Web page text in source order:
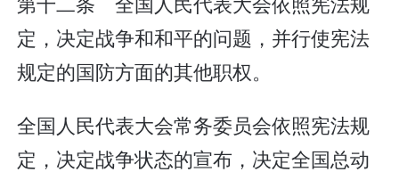
定，决定战争和和平的问题，并行使宪法
规定的国防方面的其他职权。
全国人民代表大会常务委员会依照宪法规
定，决定战争状态的宣布，决定全国总动